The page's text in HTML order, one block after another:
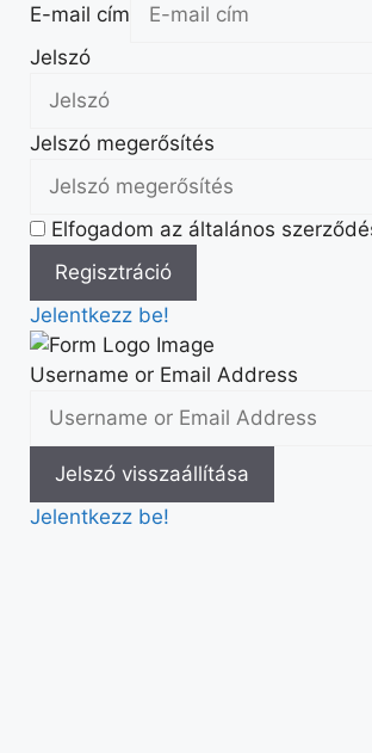
E-mail cím
Jelszó
Jelszó megerősítés
Elfogadom az általános
Jelentkezz be!
Username or Email Address
Jelentkezz be!